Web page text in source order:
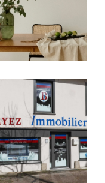
toute
à vendre en
autour de
large choix
: